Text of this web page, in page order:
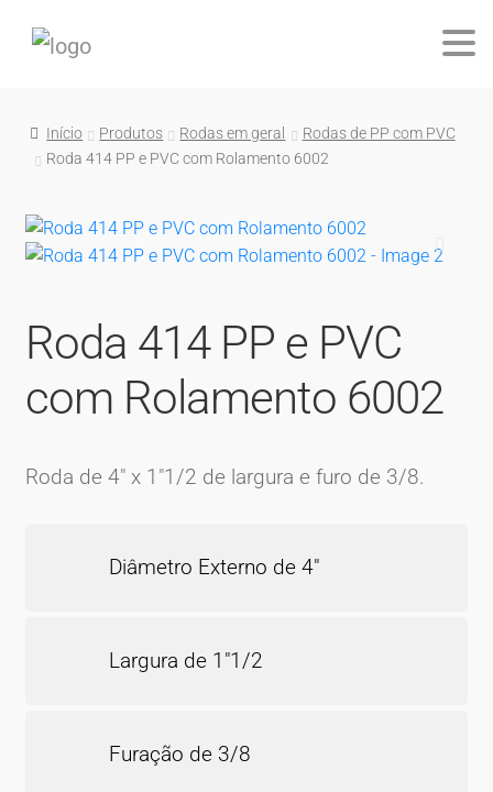
Início Produtos Rodas em geral
Rodas de PP com PVC
Roda 414 PP e PVC com Rolamento 6002
Roda 414 PP e PVC
com Rolamento 6002
Roda de 4″ x 1″1/2 de largura e furo de 3/8.
Diâmetro Externo de 4″
Largura de 1″1/2
Furação de 3/8